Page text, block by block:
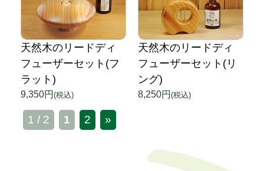
天然木のリードディ
フューザーセット(フ
ラット)
9,350円 (税込)
天然木のリードディ
フューザーセット(リ
ング)
8,250円 (税込)
1 / 2 1 2 »